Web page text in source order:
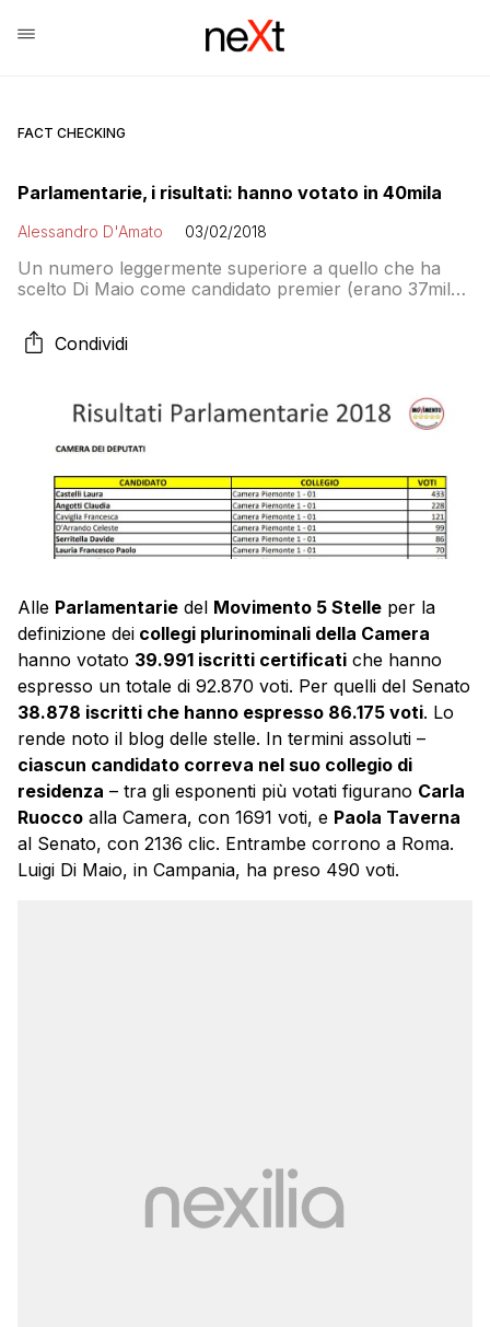
FACT CHECKING
Parlamentarie, i risultati: hanno votato in 40mila
Alessandro D'Amato 03/02/2018
Un numero leggermente superiore a quello che ha
scelto Di Maio come candidato premier (erano 37mila)
caso dei “voti ricevuti dai candidati ritirati e/o non in
possesso dei requisiti richiesti”
Condividi
Alle Parlamentarie del Movimento 5 Stelle per la
definizione dei collegi plurinominali della Camera
hanno votato 39.991 iscritti certificati che hanno
espresso un totale di 92.870 voti. Per quelli del Senato
38.878 iscritti che hanno espresso 86.175 voti. Lo
rende noto il blog delle stelle. In termini assoluti –
ciascun candidato correva nel suo collegio di
residenza – tra gli esponenti più votati figurano Carla
Ruocco alla Camera, con 1691 voti, e Paola Taverna
al Senato, con 2136 clic. Entrambe corrono a Roma.
Luigi Di Maio, in Campania, ha preso 490 voti.